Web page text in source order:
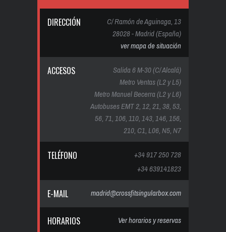
DIRECCIÓN
C/ Ramón de Aguinaga, 13
28028 - Madrid (España)
ver mapa de situación
ACCESOS
Salida 6 M-30 (C/ Alcalá)
Metro Ventas (L2 y L5)
Metro Manuel Becerra (L2 y L6)
Autobuses EMT 2, 12, 21, 38, 53,
56, 71, 106, 110, 143, 146, 156,
210, C1, L06, N5, N7
TELÉFONO
+34 917 250 728
+34 639141823
E-MAIL madrid@crossfitsingularbox.com
HORARIOS Ver horarios y reservas